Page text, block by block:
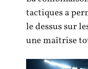
tactiques a
le dessus sur
une maîtrise